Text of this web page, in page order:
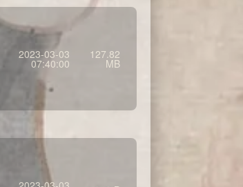
2023-03-03
07:40:00
127.82
MB